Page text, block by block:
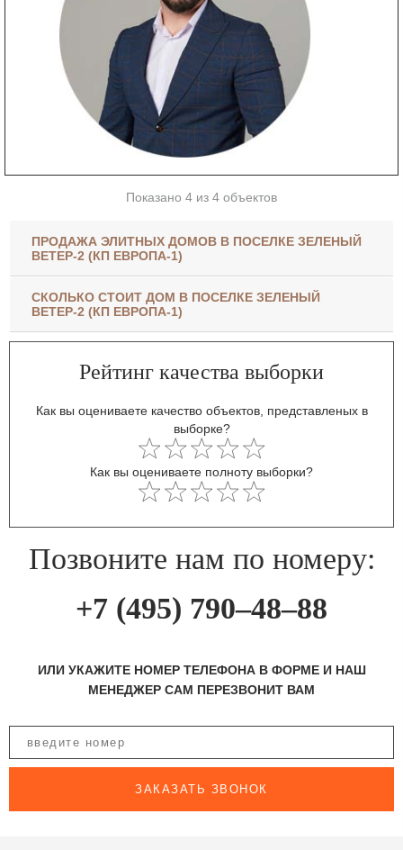
Показано 4 из 4 объектов
ПРОДАЖА ЭЛИТНЫХ ДОМОВ В ПОСЕЛКЕ ЗЕЛЕНЫЙ
ВЕТЕР-2 (КП ЕВРОПА-1)
СКОЛЬКО СТОИТ ДОМ В ПОСЕЛКЕ ЗЕЛЕНЫЙ
ВЕТЕР-2 (КП ЕВРОПА-1)
Рейтинг качества выборки
Как вы оцениваете качество объектов, представленых в
выборке?
Как вы оцениваете полноту выборки?
Позвоните нам по номеру:
+7 (495) 790–48–88
ИЛИ УКАЖИТЕ НОМЕР ТЕЛЕФОНА В ФОРМЕ И НАШ
МЕНЕДЖЕР САМ ПЕРЕЗВОНИТ ВАМ
ЗАКАЗАТЬ ЗВОНОК